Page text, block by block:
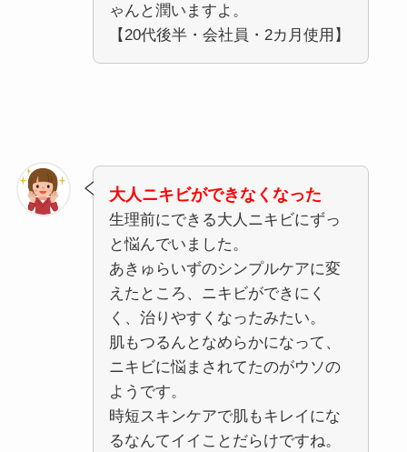
ゃんと潤いますよ。
【20代後半・会社員・2カ月使用】
大人ニキビができなくなった
生理前にできる大人ニキビにずっ
と悩んでいました。
あきゅらいずのシンプルケアに変
えたところ、ニキビができにく
く、治りやすくなったみたい。
肌もつるんとなめらかになって、
ニキビに悩まされてたのがウソの
ようです。
時短スキンケアで肌もキレイにな
るなんてイイことだらけですね。